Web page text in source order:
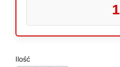
Ilość